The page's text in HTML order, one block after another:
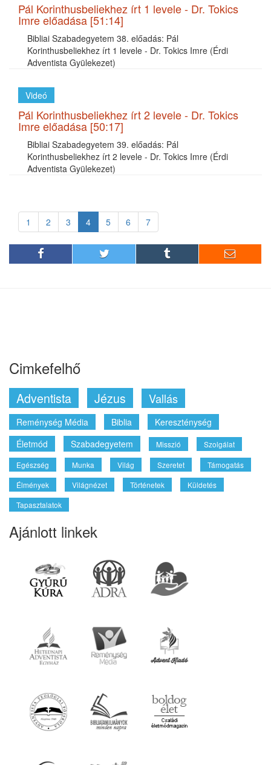
Pál Korinthusbeliekhez írt 1 levele - Dr. Tokics
Imre előadása [51:14]
Bibliai Szabadegyetem 38. előadás: Pál
Korinthusbeliekhez írt 1 levele - Dr. Tokics Imre (Érdi
Adventista Gyülekezet)
Videó
Pál Korinthusbeliekhez írt 2 levele - Dr. Tokics
Imre előadása [50:17]
Bibliai Szabadegyetem 39. előadás: Pál
Korinthusbeliekhez írt 2 levele - Dr. Tokics Imre (Érdi
Adventista Gyülekezet)
1 2 3 4 5 6 7
Cimkefelhő
Adventista Jézus Vallás
Reménység Média Biblia
Kereszténység
Életmód
Szabadegyetem Misszió
Szolgálat
Egészség
Munka Világ Szeretet
Támogatás
Élmények
Világnézet Történetek
Küldetés
Tapasztalatok
Ajánlott linkek